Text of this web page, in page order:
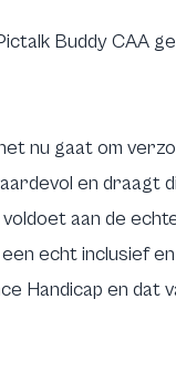
Buddy CAA
nu gaat om
en draagt
aan de
echt inclusief
Handicap en dat